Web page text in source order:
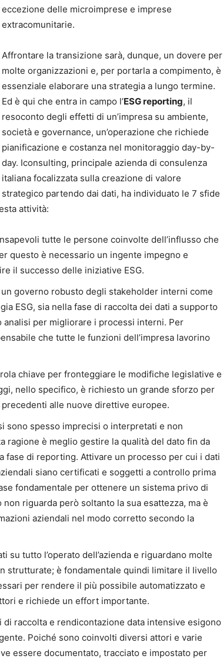
eccezione delle microimprese e imprese
extracomunitarie.
Affrontare la transizione sarà, dunque, un dovere per
molte organizzazioni e, per portarla a compimento, è
essenziale elaborare una strategia a lungo termine.
Ed è qui che entra in campo l’ESG reporting, il
resoconto degli effetti di un’impresa su ambiente,
società e governance, un’operazione che richiede
pianificazione e costanza nel monitoraggio day-by-
day. Iconsulting, principale azienda di consulenza
italiana focalizzata sulla creazione di valore
strategico partendo dai dati, ha individuato le 7 sfide
attività:
tutte le persone coinvolte dell’influsso che
questo è necessario un ingente impegno e
il successo delle iniziative ESG.
governo robusto degli stakeholder interni come
ESG, sia nella fase di raccolta dei dati a supporto
per migliorare i processi interni. Per
che tutte le funzioni dell’impresa lavorino
chiave per fronteggiare le modifiche legislative e
nello specifico, è richiesto un grande sforzo per
alle nuove direttive europee.
sono spesso imprecisi o interpretati e non
ragione è meglio gestire la qualità del dato fin da
di reporting. Attivare un processo per cui i dati
siano certificati e soggetti a controllo prima
fondamentale per ottenere un sistema privo di
riguarda però soltanto la sua esattezza, ma è
aziendali nel modo corretto secondo la
su tutto l’operato dell’azienda e riguardano molte
strutturate; è fondamentale quindi limitare il livello
per rendere il più possibile automatizzato e
e richiede un effort importante.
di raccolta e rendicontazione data intensive esigono
Poiché sono coinvolti diversi attori e varie
essere documentato, tracciato e impostato per